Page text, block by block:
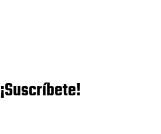
¡Suscríbete!